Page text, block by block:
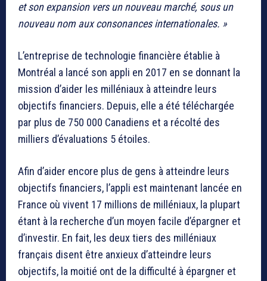
et son expansion vers un nouveau marché, sous un
nouveau nom aux consonances internationales. »
L’entreprise de technologie financière établie à
Montréal a lancé son appli en 2017 en se donnant la
mission d’aider les milléniaux à atteindre leurs
objectifs financiers. Depuis, elle a été téléchargée
par plus de 750 000 Canadiens et a récolté des
milliers d’évaluations 5 étoiles.
Afin d’aider encore plus de gens à atteindre leurs
objectifs financiers, l’appli est maintenant lancée en
France où vivent 17 millions de milléniaux, la plupart
étant à la recherche d’un moyen facile d’épargner et
d’investir. En fait, les deux tiers des milléniaux
français disent être anxieux d’atteindre leurs
objectifs, la moitié ont de la difficulté à épargner et